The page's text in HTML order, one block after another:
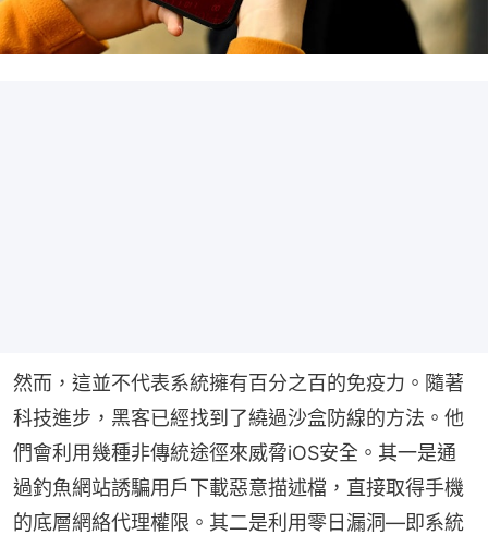
然而，這並不代表系統擁有百分之百的免疫力。隨著
科技進步，黑客已經找到了繞過沙盒防線的方法。他
們會利用幾種非傳統途徑來威脅iOS安全。其一是通
過釣魚網站誘騙用戶下載惡意描述檔，直接取得手機
的底層網絡代理權限。其二是利用零日漏洞—即系統